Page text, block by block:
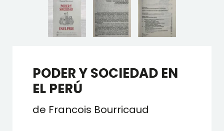
PODER Y SOCIEDAD EN
EL PERÚ
de Francois Bourricaud